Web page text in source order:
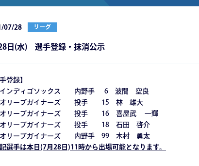
07/28 リーグ
日(水) 選手登録・抹消公示
登録】
インディゴソックス 内野手 6 波間 空良
オリーブガイナーズ 投手 15 林 雄大
オリーブガイナーズ 投手 16 喜屋武 一輝
オリーブガイナーズ 投手 18 石田 啓介
オリーブガイナーズ 内野手 99 木村 勇太
記選手は本日(7月28日)11時から出場可能となります。